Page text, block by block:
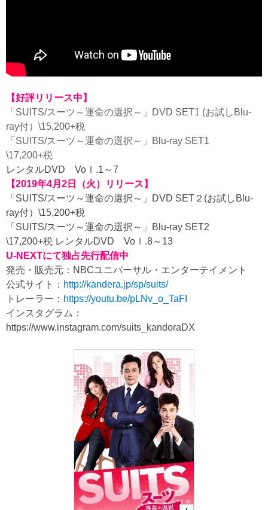
【好評リリース中】
「SUITS/スーツ～運命の選択～」DVD SET1 (お試しBlu-
ray付）\15,200+税
「SUITS/スーツ～運命の選択～」Blu-ray SET1
\17,200+税
レンタルDVD Voｌ.1～7
【2019年4月2日（火）リリース】
「SUITS/スーツ～運命の選択～」DVD SET２(お試しBlu-
ray付）\15,200+税
「SUITS/スーツ～運命の選択～」Blu-ray SET2
\17,200+税 レンタルDVD Voｌ.8～13
U-NEXTにて独占先行配信中
発売・販売元：NBCユニバーサル・エンターテイメント
公式サイト： http://kandera.jp/sp/suits/
トレーラー： https://youtu.be/pLNv_o_TaFI
インスタグラム：
https://www.instagram.com/suits_kandoraDX